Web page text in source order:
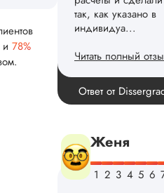
78%
Читать полный
Спасибо!
ваши слова
Ответ от
Женя
Вид работы:
Диссертация